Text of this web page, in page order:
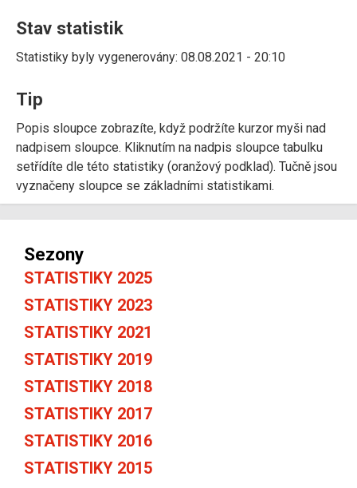
Stav statistik
Statistiky byly vygenerovány: 08.08.2021 - 20:10
Tip
Popis sloupce zobrazíte, když podržíte kurzor myši nad
nadpisem sloupce. Kliknutím na nadpis sloupce tabulku
setřídíte dle této statistiky (oranžový podklad). Tučně jsou
vyznačeny sloupce se základními statistikami.
Sezony
STATISTIKY 2025
STATISTIKY 2023
STATISTIKY 2021
STATISTIKY 2019
STATISTIKY 2018
STATISTIKY 2017
STATISTIKY 2016
STATISTIKY 2015